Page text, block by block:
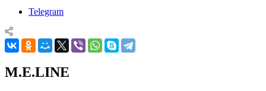
Telegram
M.E.LINE